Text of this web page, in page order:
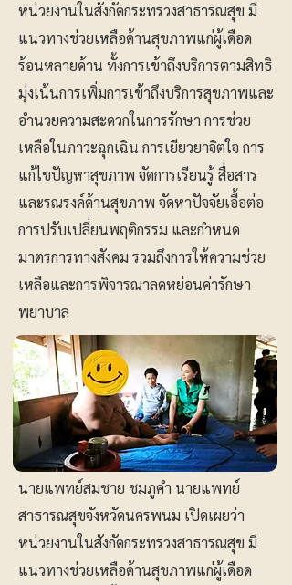
หน่วยงานในสังกัดกระทรวงสาธารณสุข มี
แนวทางช่วยเหลือด้านสุขภาพแก่ผู้เดือด
ร้อนหลายด้าน ทั้งการเข้าถึงบริการตามสิทธิ
มุ่งเน้นการเพิ่มการเข้าถึงบริการสุขภาพและ
อำนวยความสะดวกในการรักษา การช่วย
เหลือในภาวะฉุกเฉิน การเยียวยาจิตใจ การ
แก้ไขปัญหาสุขภาพ จัดการเรียนรู้ สื่อสาร
และรณรงค์ด้านสุขภาพ จัดหาปัจจัยเอื้อต่อ
การปรับเปลี่ยนพฤติกรรม และกำหนด
มาตรการทางสังคม รวมถึงการให้ความช่วย
เหลือและการพิจารณาลดหย่อนค่ารักษา
พยาบาล
นายแพทย์สมชาย ชมภูคำ นายแพทย์
สาธารณสุขจังหวัดนครพนม เปิดเผยว่า
หน่วยงานในสังกัดกระทรวงสาธารณสุข มี
แนวทางช่วยเหลือด้านสุขภาพแก่ผู้เดือด